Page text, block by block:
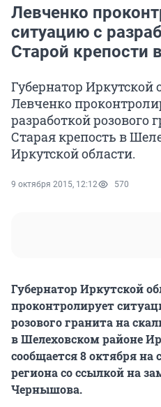
Левченко
ситуацию с
Старой крепости
Губернатор Иркутской
Левченко
разработкой розового
Старая крепость в
Иркутской области.
9 октября 2015, 12:12 570
Губернатор Иркутской
проконтролирует
розового гранита на
в Шелеховском районе
сообщается 8 октября на
региона со ссылкой на
Чернышова.